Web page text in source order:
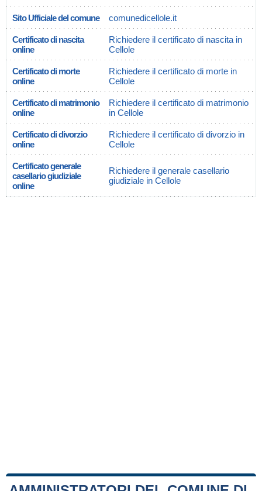
Sito Ufficiale del comune comunedicellole.it
Certificato di nascita
online
Richiedere il certificato di nascita in
Cellole
Certificato di morte
online
Richiedere il certificato di morte in
Cellole
Certificato di matrimonio
online
Richiedere il certificato di matrimonio
in Cellole
Certificato di divorzio
online
Richiedere il certificato di divorzio in
Cellole
Certificato generale
casellario giudiziale
online
Richiedere il generale casellario
giudiziale in Cellole